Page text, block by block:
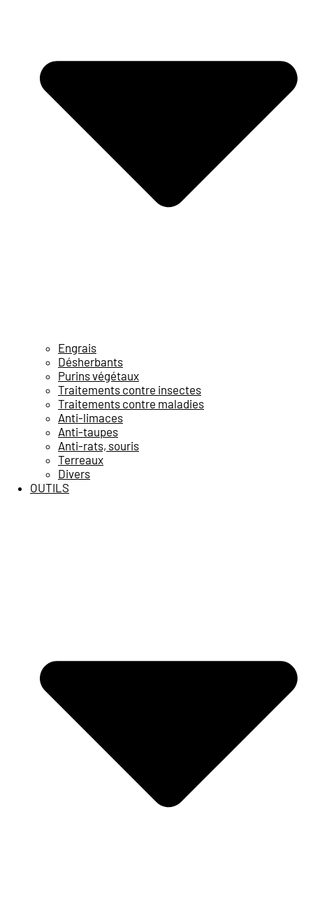
Engrais
Désherbants
Purins végétaux
Traitements contre insectes
Traitements contre maladies
Anti-limaces
Anti-taupes
Anti-rats, souris
Terreaux
Divers
OUTILS